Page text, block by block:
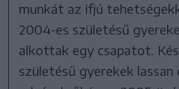
munkát az ifjú
2004-es születésű
alkottak egy csapatot.
születésű gyerekek